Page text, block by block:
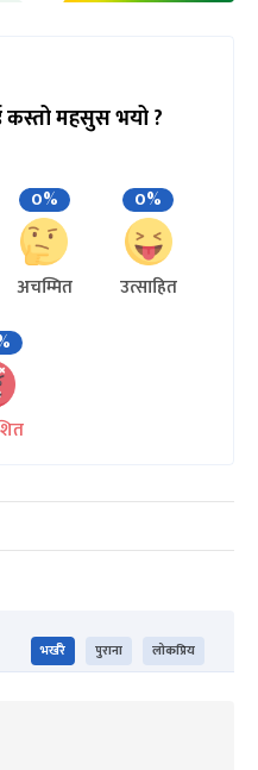
कस्तो महसुस भयो ?
0%
अचम्मित
0%
उत्साहित
भर्खरै पुराना लोकप्रिय